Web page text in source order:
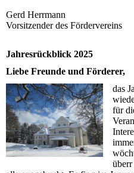
Gerd Herrmann
Vorsitzender des Fördervereins
Jahresrückblick 2025
Liebe Freunde und Förderer,
das
für